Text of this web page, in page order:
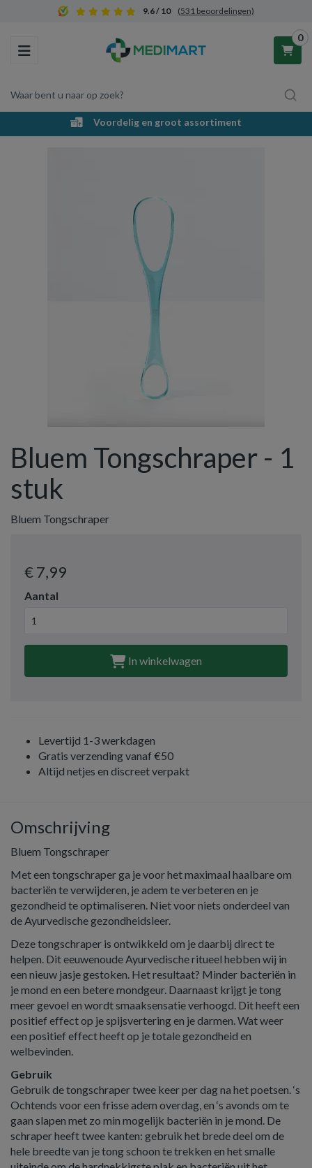
9.6 / 10 (531 beoordelingen)
Toggle navigation
Waar bent u naar op zoek?
0
Winkelwagen
Vul hem met producten.
Voordelig en groot assortiment
Bluem Tongschraper - 1
stuk
Bluem Tongschraper
€ 7,99
Aantal
In winkelwagen
Levertijd 1-3 werkdagen
Gratis verzending vanaf €50
Altijd netjes en discreet verpakt
Omschrijving
Bluem Tongschraper
Met een tongschraper ga je voor het maximaal haalbare om
bacteriën te verwijderen, je adem te verbeteren en je
gezondheid te optimaliseren. Niet voor niets onderdeel van
de Ayurvedische gezondheidsleer.
Deze tongschraper is ontwikkeld om je daarbij direct te
helpen. Dit eeuwenoude Ayurvedische ritueel hebben wij in
een nieuw jasje gestoken. Het resultaat? Minder bacteriën in
je mond en een betere mondgeur. Daarnaast krijgt je tong
meer gevoel en wordt smaaksensatie verhoogd. Dit heeft een
positief effect op je spijsvertering en je darmen. Wat weer
een positief effect heeft op je totale gezondheid en
welbevinden.
Gebruik
Gebruik de tongschraper twee keer per dag na het poetsen. ‘s
Ochtends voor een frisse adem overdag, en ‘s avonds om te
gaan slapen met zo min mogelijk bacteriën in je mond. De
schraper heeft twee kanten: gebruik het brede deel om de
hele breedte van je tong schoon te trekken en het smalle